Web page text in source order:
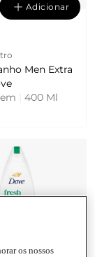
Adicionar
Men Extra
400 Ml
os nossos